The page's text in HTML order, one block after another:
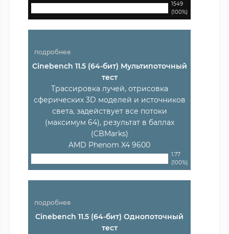
1549
(100%)
подробнее
Cinebench 11.5 (64-бит) Мультипоточный
тест
Трассировка лучей, отрисовка
сферических 3D моделей и источников
света, задействует все потоки
(максимум 64), результат в баллах
(CBMarks)
AMD Phenom X4 9600
1.77
(100%)
подробнее
Cinebench 11.5 (64-бит) Однопоточный
тест